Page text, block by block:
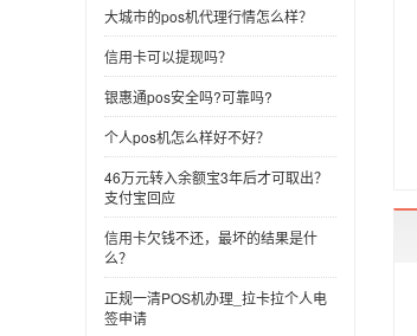
大城市的pos机代理行情怎么样？
信用卡可以提现吗？
银惠通pos安全吗?可靠吗?
个人pos机怎么样好不好？
46万元转入余额宝3年后才可取出？
支付宝回应
信用卡欠钱不还，最坏的结果是什
么？
正规一清POS机办理_拉卡拉个人电
签申请